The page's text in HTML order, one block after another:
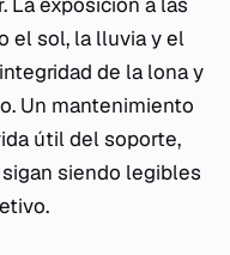
el sol, la lluvia y el
de la lona y
Un mantenimiento
útil del soporte,
siendo legibles